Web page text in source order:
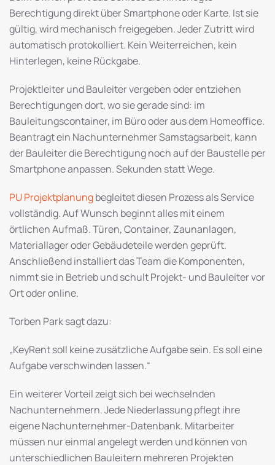
Berechtigung direkt über Smartphone oder Karte. Ist sie
gültig, wird mechanisch freigegeben. Jeder Zutritt wird
automatisch protokolliert. Kein Weiterreichen, kein
Hinterlegen, keine Rückgabe.
Projektleiter und Bauleiter vergeben oder entziehen
Berechtigungen dort, wo sie gerade sind: im
Bauleitungscontainer, im Büro oder aus dem Homeoffice.
Beantragt ein Nachunternehmer Samstagsarbeit, kann
der Bauleiter die Berechtigung noch auf der Baustelle per
Smartphone anpassen. Sekunden statt Wege.
PU Projektplanungbegleitet diesen Prozess als Service
vollständig. Auf Wunsch beginnt alles mit einem
örtlichen Aufmaß. Türen, Container, Zaunanlagen,
Materiallager oder Gebäudeteile werden geprüft.
Anschließend installiert das Team die Komponenten,
nimmt sie in Betrieb und schult Projekt- und Bauleiter vor
Ort oder online.
Torben Park sagt dazu:
„KeyRent soll keine zusätzliche Aufgabe sein. Es soll eine
Aufgabe verschwinden lassen.“
Ein weiterer Vorteil zeigt sich bei wechselnden
Nachunternehmern. Jede Niederlassung pflegt ihre
eigene Nachunternehmer-Datenbank. Mitarbeiter
müssen nur einmal angelegt werden und können von
unterschiedlichen Bauleitern mehreren Projekten